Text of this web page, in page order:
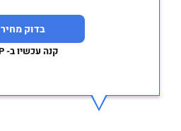
בדוק מחיר
קנה עכשיו ב- KSP